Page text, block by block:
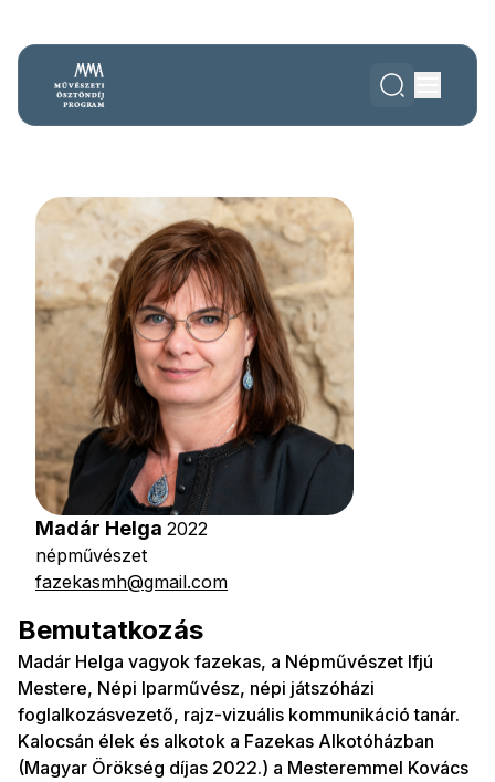
Madár Helga 2022
népművészet
fazekasmh@gmail.com
Bemutatkozás
Madár Helga vagyok fazekas, a Népművészet Ifjú
Mestere, Népi Iparművész, népi játszóházi
foglalkozásvezető, rajz-vizuális kommunikáció tanár.
Kalocsán élek és alkotok a Fazekas Alkotóházban
(Magyar Örökség díjas 2022.) a Mesteremmel Kovács